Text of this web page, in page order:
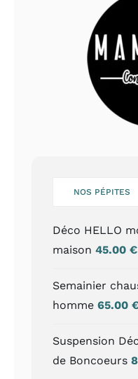
NOS PÉPITES
Déco HELLO
maison 45.00€
Semainier
homme 65.00
Suspension
de Boncoeurs